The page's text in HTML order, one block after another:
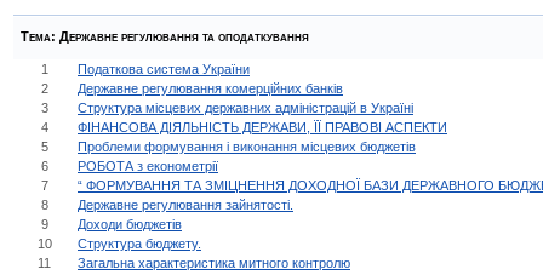
Тема: Державне регулювання та оподаткування
1
Податкова система України
2
Державне регулювання комерційних банків
3
Структура місцевих державних адміністрацій в Україні
4
ФІНАНСОВА ДІЯЛЬНІСТЬ ДЕРЖАВИ, ЇЇ ПРАВОВІ АСПЕКТИ
5
Проблеми формування і виконання місцевих бюджетів
6
РОБОТА з економетрії
7
“ ФОРМУВАННЯ ТА ЗМІЦНЕННЯ ДОХОДНОЇ БАЗИ ДЕРЖАВНОГО
8
Державне регулювання зайнятості.
9
Доходи бюджетів
10
Структура бюджету.
11
Загальна характеристика митного контролю